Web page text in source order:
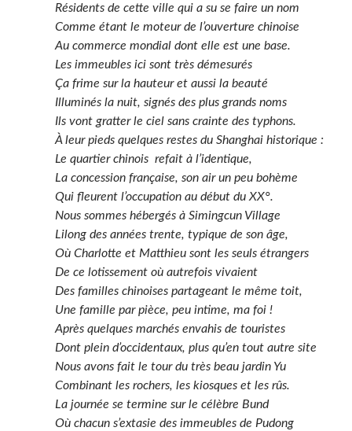
Résidents de cette ville qui a su se faire un nom
Comme étant le moteur de l’ouverture chinoise
Au commerce mondial dont elle est une base.
Les immeubles ici sont très démesurés
Ça frime sur la hauteur et aussi la beauté
Illuminés la nuit, signés des plus grands noms
Ils vont gratter le ciel sans crainte des typhons.
À leur pieds quelques restes du Shanghai historique :
Le quartier chinois refait à l’identique,
La concession française, son air un peu bohème
Qui fleurent l’occupation au début du XX°.
Nous sommes hébergés à Simingcun Village
Lilong des années trente, typique de son âge,
Où Charlotte et Matthieu sont les seuls étrangers
De ce lotissement où autrefois vivaient
Des familles chinoises partageant le même toit,
Une famille par pièce, peu intime, ma foi !
Après quelques marchés envahis de touristes
Dont plein d’occidentaux, plus qu’en tout autre site
Nous avons fait le tour du très beau jardin Yu
Combinant les rochers, les kiosques et les rûs.
La journée se termine sur le célèbre Bund
Où chacun s’extasie des immeubles de Pudong